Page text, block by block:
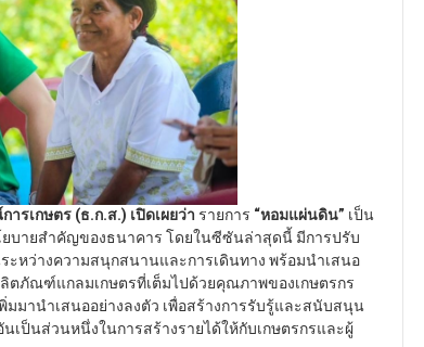
รเกษตร (ธ.ก.ส.) เปิดเผยว่า รายการ “หอมแผ่นดิน” เป็น
ยบายสำคัญของธนาคาร โดยในซีซันล่าสุดนี้ มีการปรับ
หว่างความสนุกสนานและการเดินทาง พร้อมนำเสนอ
ตภัณฑ์แกลมเกษตรที่เต็มไปด้วยคุณภาพของเกษตรกร
านำเสนออย่างลงตัว เพื่อสร้างการรับรู้และสนับสนุน
เป็นส่วนหนึ่งในการสร้างรายได้ให้กับเกษตรกรและผู้